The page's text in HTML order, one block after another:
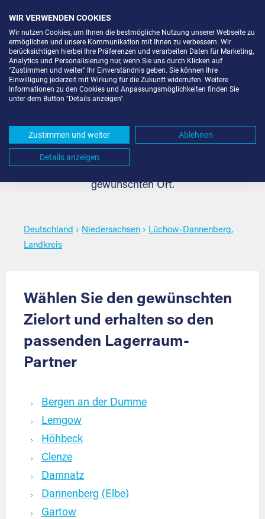
Lagerraum mieten in Lüchow-
Dannenberg, Landkreis
Den passenden Lagerraum mieten für jeden Bedarf in
gewünschten Ort.
Deutschland › Niedersachsen › Lüchow-Dannenberg,
Landkreis
Wählen Sie den gewünschten
Zielort und erhalten so den
passenden Lagerraum-
Partner
Bergen an der Dumme
Lemgow
Höhbeck
Clenze
Damnatz
Dannenberg (Elbe)
Gartow
WIR VERWENDEN COOKIES
Wir nutzen Cookies, um Ihnen die bestmögliche Nutzung unserer Webseite zu
ermöglichen und unsere Kommunikation mit Ihnen zu verbessern. Wir
berücksichtigen hierbei Ihre Präferenzen und verarbeiten Daten für Marketing,
Analytics und Personalisierung nur, wenn Sie uns durch Klicken auf
"Zustimmen und weiter" Ihr Einverständnis geben. Sie können Ihre
Einwilligung jederzeit mit Wirkung für die Zukunft widerrufen. Weitere
Informationen zu den Cookies und Anpassungsmöglichkeiten finden Sie
unter dem Button "Details anzeigen".
Zustimmen und weiter Ablehnen
Details anzeigen